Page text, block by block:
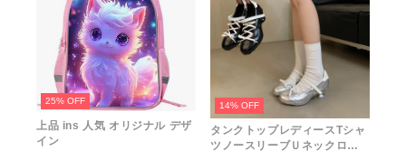
25% OFF
上品 ins 人気 オリジナル デザ
イン
14% OFF
タンクトップレディースTシャ
ツノースリーブＵネックロゴ